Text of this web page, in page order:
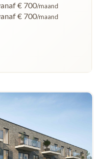
€ 700/maand
€ 700/maand